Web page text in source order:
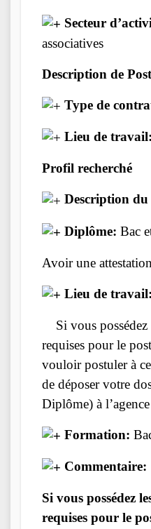
Secteur
associatives
Description de
Type de
Lieu de travail:
Profil recherché
Description
Diplôme: Bac
Avoir une
Lieu de
Si vous possédez
requises pour le
vouloir postuler à
de déposer votre
Diplôme) à
Formation:
Commentaire:
Si vous possédez
requises pour le